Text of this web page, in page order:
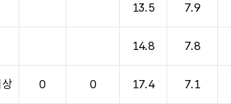
13.5 7.9
14.8 7.8
0 0 17.4 7.1